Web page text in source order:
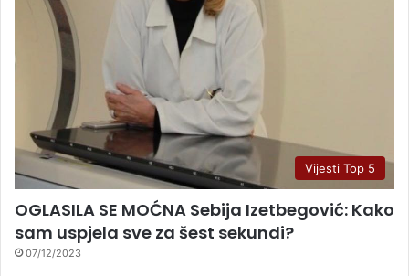
Vijesti Top 5
OGLASILA SE MOĆNA Sebija Izetbegović: Kako
sam uspjela sve za šest sekundi?
07/12/2023